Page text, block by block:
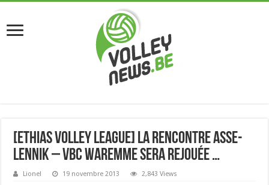
[Ethias Volley League] La rencontre Asse-
Lennik – VBC Waremme sera rejouée …
Lionel 19 novembre 2013 2,843 Views